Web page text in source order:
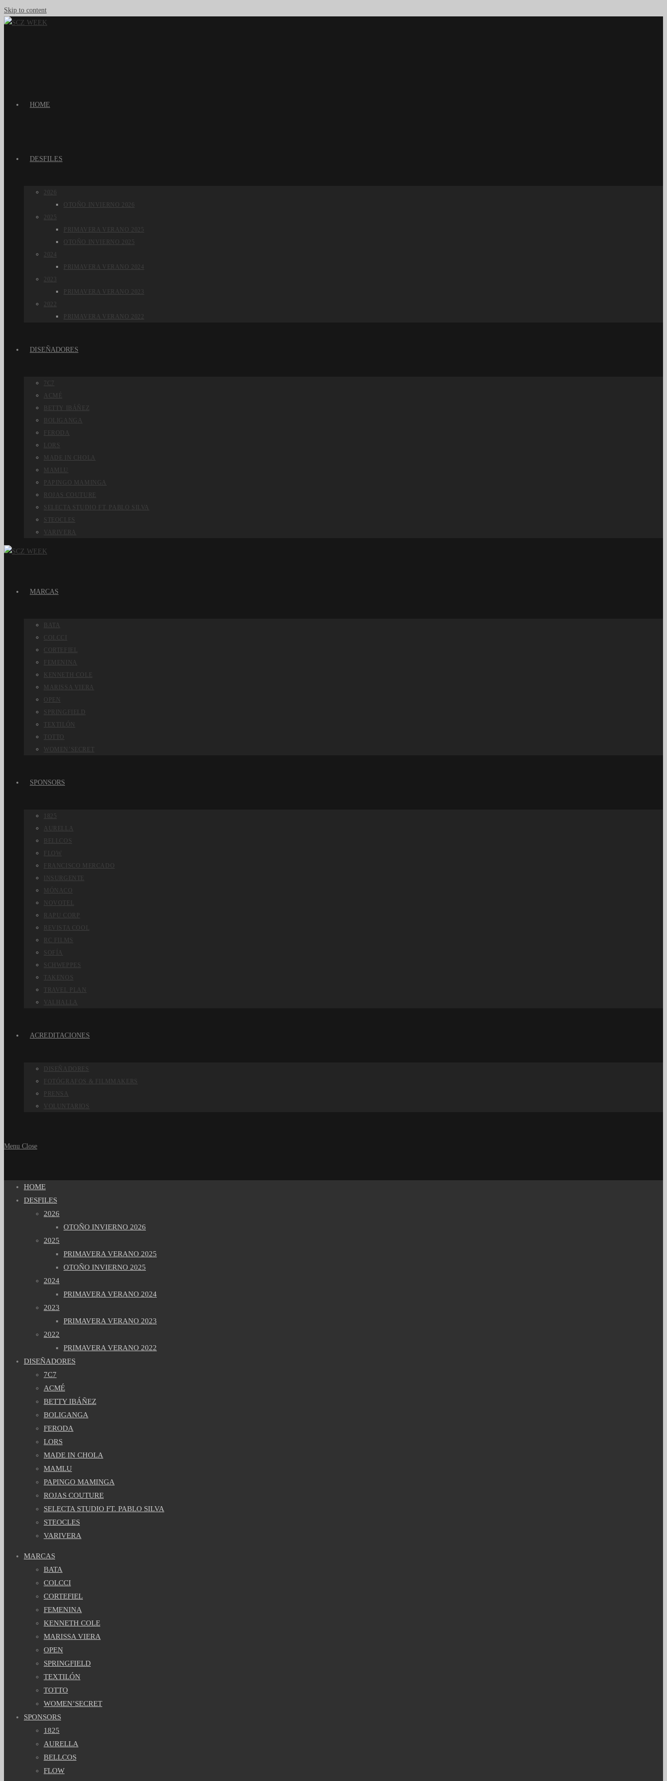
Skip to content
HOME
DESFILES
2026
OTOÑO INVIERNO 2026
2025
PRIMAVERA VERANO 2025
OTOÑO INVIERNO 2025
2024
PRIMAVERA VERANO 2024
2023
PRIMAVERA VERANO 2023
2022
PRIMAVERA VERANO 2022
DISEÑADORES
7C7
ACMÉ
BETTY IBÁÑEZ
BOLIGANGA
FERODA
LORS
MADE IN CHOLA
MAMLU
PAPINGO MAMINGA
ROJAS COUTURE
SELECTA STUDIO FT. PABLO SILVA
STEOCLES
VARIVERA
MARCAS
BATA
COLCCI
CORTEFIEL
FEMENINA
KENNETH COLE
MARISSA VIERA
OPEN
SPRINGFIELD
TEXTILÓN
TOTTO
WOMEN’SECRET
SPONSORS
1825
AURELLA
BELLCOS
FLOW
FRANCISCO MERCADO
INSURGENTE
MÓNACO
NOVOTEL
RAPU CORP
REVISTA COOL
RC FILMS
SOFÍA
SCHWEPPES
TAKENOS
TRAVEL PLAN
VALHALLA
ACREDITACIONES
DISEÑADORES
FOTÓGRAFOS & FILMMAKERS
PRENSA
VOLUNTARIOS
Menu Close
HOME
DESFILES
2026
OTOÑO INVIERNO 2026
2025
PRIMAVERA VERANO 2025
OTOÑO INVIERNO 2025
2024
PRIMAVERA VERANO 2024
2023
PRIMAVERA VERANO 2023
2022
PRIMAVERA VERANO 2022
DISEÑADORES
7C7
ACMÉ
BETTY IBÁÑEZ
BOLIGANGA
FERODA
LORS
MADE IN CHOLA
MAMLU
PAPINGO MAMINGA
ROJAS COUTURE
SELECTA STUDIO FT. PABLO SILVA
STEOCLES
VARIVERA
MARCAS
BATA
COLCCI
CORTEFIEL
FEMENINA
KENNETH COLE
MARISSA VIERA
OPEN
SPRINGFIELD
TEXTILÓN
TOTTO
WOMEN’SECRET
SPONSORS
1825
AURELLA
BELLCOS
FLOW